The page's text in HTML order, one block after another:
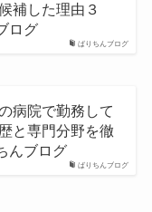
ばりちんブログ
補した理由３
ログ
ばりちんブログ
病院で勤務して
と専門分野を徹
んブログ